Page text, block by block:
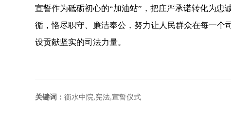
宣誓作为砥砺初心的“加油站”，把庄严承诺转化为
循，恪尽职守、廉洁奉公，努力让人民群众在每一
设贡献坚实的司法力量。
关键词： 衡水中院,宪法,宣誓仪式